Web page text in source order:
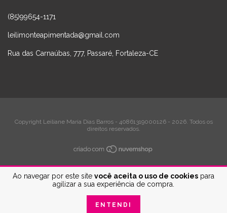
Ao navegar por este site você aceita o uso de cookies para
agilizar a sua experiência de compra.
ENTENDI
(85)99654-1171
leilimonteapimentada@gmail.com
Rua das Carnaúbas, 777, Passaré, Fortaleza-CE
Copyright Leiliane Maria Dias Barros - 40861319000126 - 2026. Todos os
direitos reservados.